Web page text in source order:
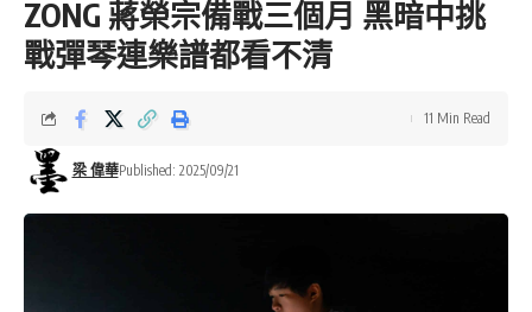
ZONG 蔣榮宗備戰三個月 黑暗中挑
戰彈琴連樂譜都看不清
梁 偉華Published: 2025/09/21
11 Min Read